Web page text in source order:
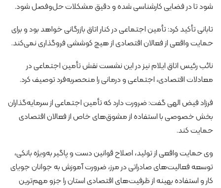
شود تا در فضایی کارشناسی شده و دقیق مشکلات حل‌وفصل شود.
تابانی تأکید کرد: تأمین اجتماعی در کنار اتاق بازرگانی خواهد بود و برای
حمایت واقعی از فعالان اقتصادی از هیچ کوششی فروگذاری نمی‌کند.
نائب رئیس اتاق ایلام نیز در این نشست نقش تأمین اجتماعی در
معادلات اقتصادی، اجتماعی و درمانی را منحصربه‌فرد توصیف کرد.
فرزاد فیض الهی گفت: ضرورت دارد که تأمین اجتماعی از سرمایه‌گذاران
بخش خصوصی با استفاده از مشوق‌های خاص از فعالان اقتصادی
حمایت کند.
وی حمایت واقعی از تولید، اصلاح قوانین دست و پاگیر به‌ویژه بانکی،
توسعه فعالیت‌های صادراتی در مرز، ضرورت آموزش به جوانان جویای
کار و استفاده بهینه از ظرفیت‌های اقتصادی استان را جزو مهم‌ترین